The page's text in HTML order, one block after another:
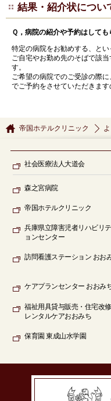
結果・紹介状につい
Ｑ，病院の紹介や予約はして
特定の病院をお勧めする、とい
ご自宅やお勤め先のそばで該
す。
ご希望の病院でのご受診の際
でご予約をさせていただきます
帝国ホテルクリニック
社会医療法人大道会
森之宮病院
帝国ホテルクリニック
兵庫県立障害児者リハビリ
ョンセンター
訪問看護ステーション おお
ケアプランセンター おおみ
福祉用具貸与販売・住宅改修
レンタルケアおおみち
保育園東成山水学園